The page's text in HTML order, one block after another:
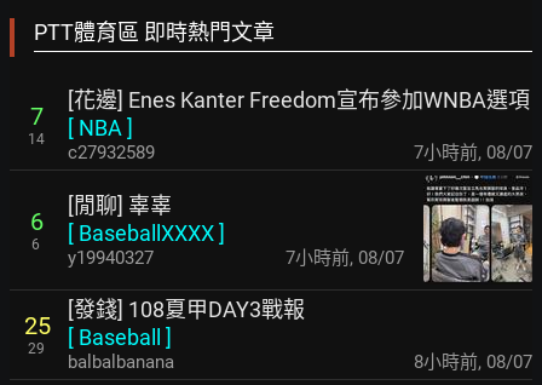
PTT體育區 即時熱門文章
7
14
[花邊] Enes Kanter Freedom宣布參加WNBA選項
[ NBA ]
c27932589 7小時前, 08/07
6
6
[閒聊] 辜辜
[ BaseballXXXX]
y19940327 7小時前, 08/07
25
29
[發錢] 108夏甲DAY3戰報
[ Baseball ]
balbalbanana 8小時前, 08/07